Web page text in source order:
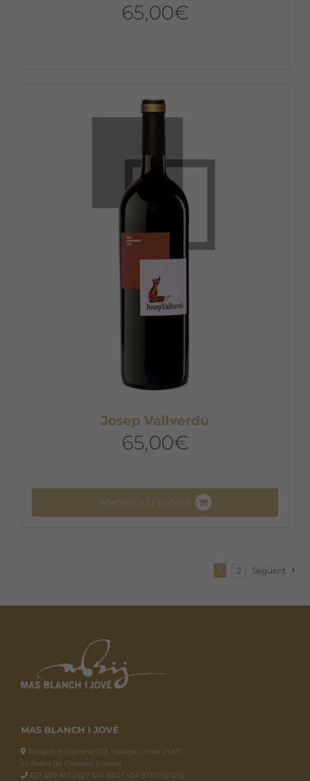
65,00€
Josep Vallverdú
65,00€
Afegeix a la cistella
1 2 Següent
MAS BLANCH I JOVÉ
Polígon 9, Parcel·la 129, Paratge Llinar 25471.
La Pobla de Cérvoles (Lleida)
627 559 832 / 627 559 830 / +34 973 050 018